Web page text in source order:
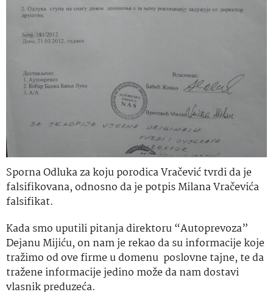
Sporna Odluka za koju porodica Vračević tvrdi da je
falsifikovana, odnosno da je potpis Milana Vračevića
falsifikat.
Kada smo uputili pitanja direktoru “Autoprevoza”
Dejanu Mijiću, on nam je rekao da su informacije koje
tražimo od ove firme u domenu poslovne tajne, te da
tražene informacije jedino može da nam dostavi
vlasnik preduzeća.